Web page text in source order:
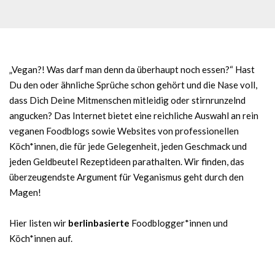
„Vegan?! Was darf man denn da überhaupt noch essen?“ Hast
Du den oder ähnliche Sprüche schon gehört und die Nase voll,
dass Dich Deine Mitmenschen mitleidig oder stirnrunzelnd
angucken? Das Internet bietet eine reichliche Auswahl an rein
veganen Foodblogs sowie Websites von professionellen
Köch*innen, die für jede Gelegenheit, jeden Geschmack und
jeden Geldbeutel Rezeptideen parathalten. Wir finden, das
überzeugendste Argument für Veganismus geht durch den
Magen!
Hier listen wir berlinbasierte Foodblogger*innen und
Köch*innen auf.